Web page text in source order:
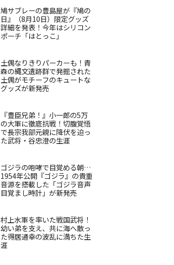
鳩サブレーの豊島屋が『鳩の
日』（8月10日）限定グッズ
詳細を発表！今年はシリコン
ポーチ「はとっこ」
土偶なりきりパーカーも！青
森の縄文遺跡群で発掘された
土偶がモチーフのキュートな
グッズが新発売
『豊臣兄弟！』小一郎の5万
の大軍に徹底抗戦！切腹覚悟
で長宗我部元親に降伏を迫っ
た武将・谷忠澄の生涯
ゴジラの咆哮で目覚める朝…
1954年公開『ゴジラ』の貴重
音源を搭載した「ゴジラ音声
目覚まし時計」が新発売
村上水軍を率いた戦国武将！
幼い弟を支え、共に海へ散っ
た得居通幸の波乱に満ちた生
涯